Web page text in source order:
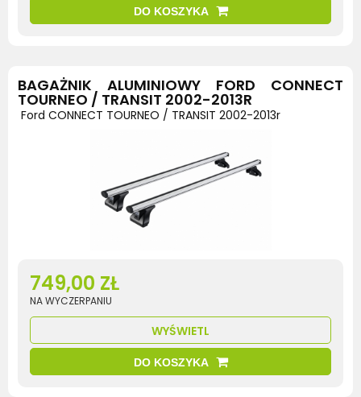
DO KOSZYKA
BAGAŻNIK ALUMINIOWY FORD CONNECT
TOURNEO / TRANSIT 2002-2013R
Ford CONNECT TOURNEO / TRANSIT 2002-2013r
749,00 ZŁ
NA WYCZERPANIU
WYŚWIETL
DO KOSZYKA